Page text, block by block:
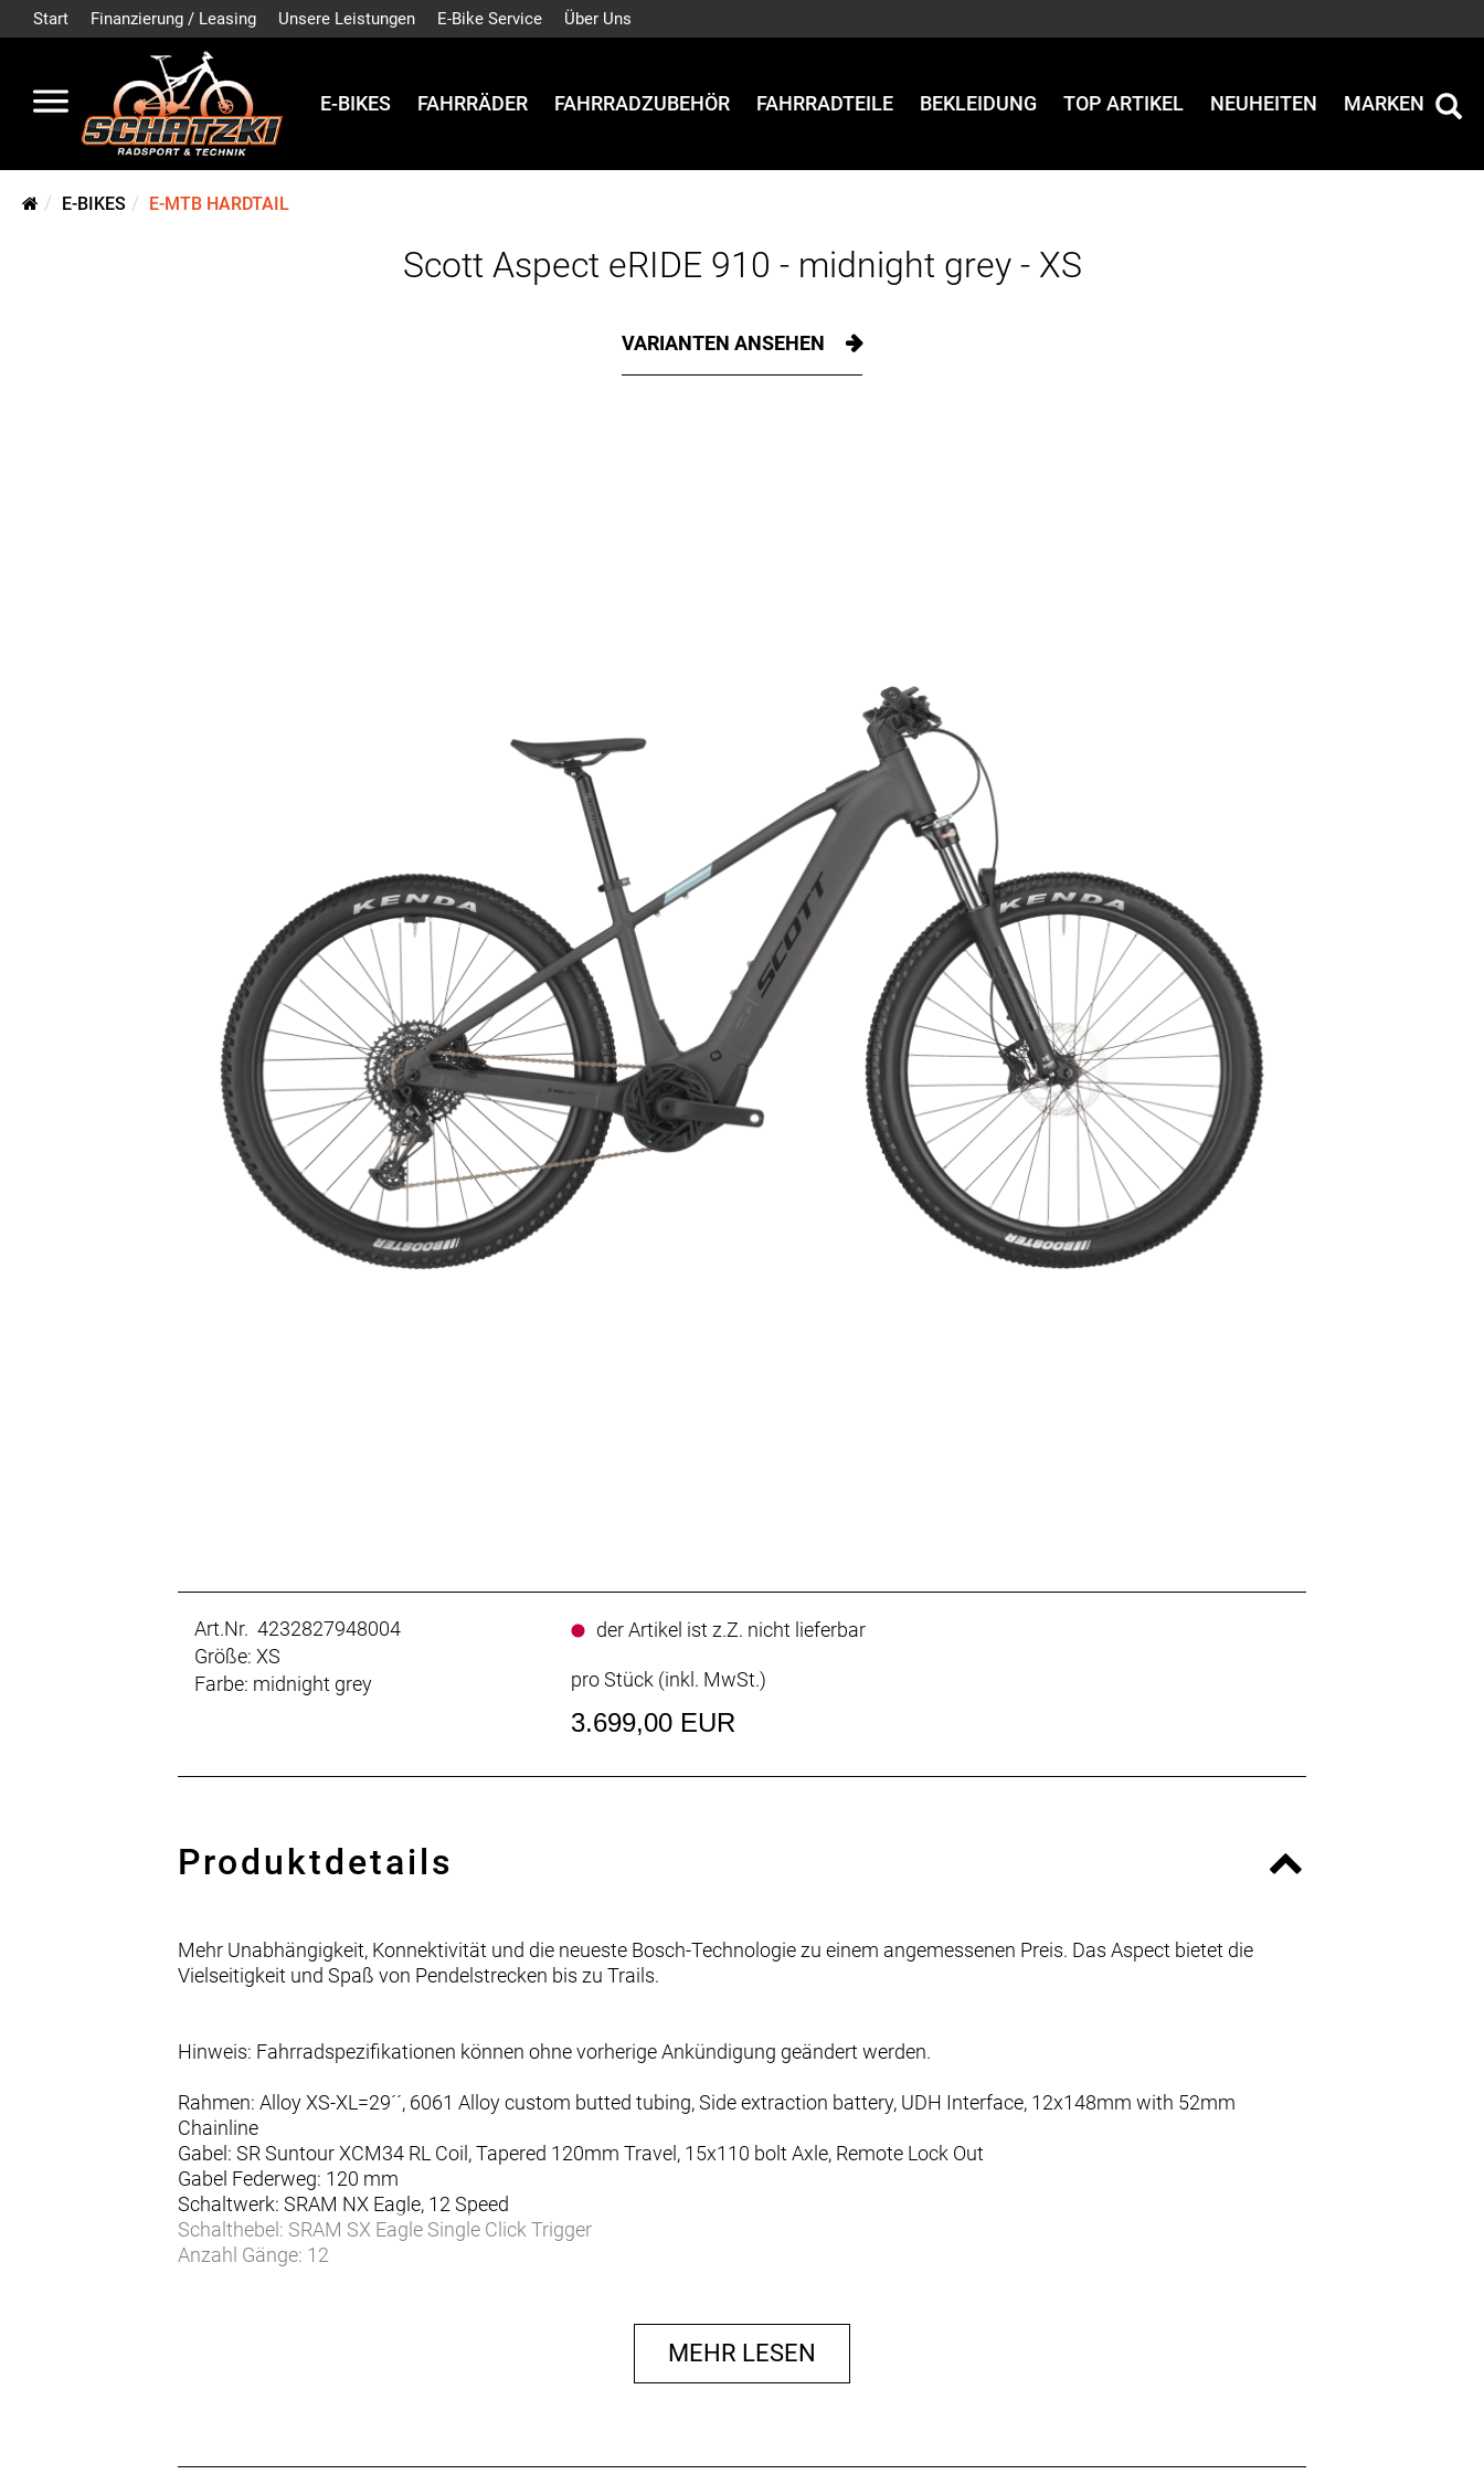
Start Finanzierung / Leasing Unsere Leistungen E-Bike Service Über Uns
E-BIKES FAHRRÄDER FAHRRADZUBEHÖR FAHRRADTEILE BEKLEIDUNG TOP ARTIKEL NEUHEITEN MARKEN
E-BIKES E-MTB HARDTAIL
Scott Aspect eRIDE 910 - midnight grey - XS
VARIANTEN ANSEHEN
Art.Nr. 4232827948004
Größe: XS
Farbe: midnight grey
der Artikel ist z.Z. nicht lieferbar
pro Stück (inkl. MwSt.)
3.699,00 EUR
Produktdetails
Mehr Unabhängigkeit, Konnektivität und die neueste Bosch-Technologie zu einem angemessenen Preis. Das Aspect bietet die
Vielseitigkeit und Spaß von Pendelstrecken bis zu Trails.
Hinweis: Fahrradspezifikationen können ohne vorherige Ankündigung geändert werden.
Rahmen: Alloy XS-XL=29´´, 6061 Alloy custom butted tubing, Side extraction battery, UDH Interface, 12x148mm with 52mm
Chainline
Gabel: SR Suntour XCM34 RL Coil, Tapered 120mm Travel, 15x110 bolt Axle, Remote Lock Out
Gabel Federweg: 120 mm
Schaltwerk: SRAM NX Eagle, 12 Speed
Schalthebel: SRAM SX Eagle Single Click Trigger
Anzahl Gänge: 12
MEHR LESEN